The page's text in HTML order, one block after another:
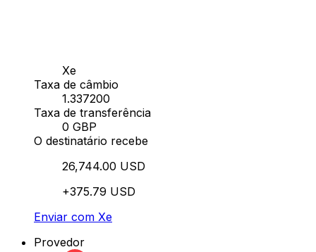
Xe
Taxa de câmbio
1.337200
Taxa de transferência
0 GBP
O destinatário recebe
26,744.00 USD
+375.79 USD
Enviar com Xe
Provedor